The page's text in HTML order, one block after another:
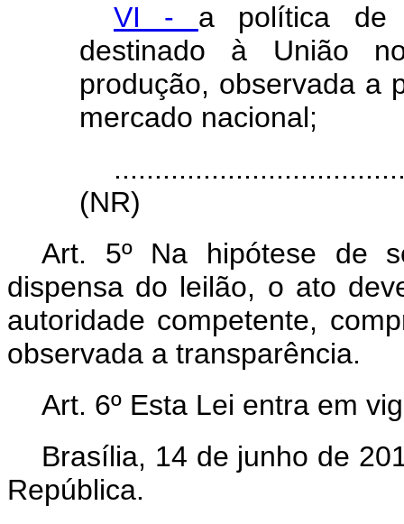
VI - a política de
destinado à União
produção, observada a
mercado nacional;
(NR)
Art. 5º Na hipótese de
dispensa do leilão, o ato
autoridade competente,
observada a transparência.
Art. 6º Esta Lei entra em
Brasília, 14 de junho de
República.